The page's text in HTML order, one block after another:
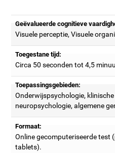
Geëvalueerde cognitieve
Visuele perceptie, Visuele
Toegestane tijd:
Circa 50 seconden tot 4,5
Toepassingsgebieden:
Onderwijspsychologie,
neuropsychologie, algemene
Formaat:
Online gecomputeriseerde test
tablets).